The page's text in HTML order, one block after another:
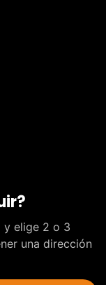
y elige 2 o 3
una dirección